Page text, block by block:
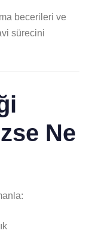
becerileri ve
sürecini
Ne